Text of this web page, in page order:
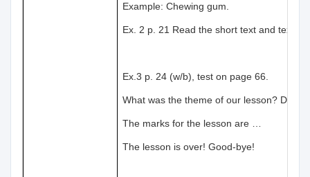
Example: Chewing gum.
Ex. 2 p. 21 Read the short text and text
Ex.3 p. 24 (w/b), test on page 66.
What was the theme of our lesson? Did
The marks for the lesson are …
The lesson is over! Good-bye!